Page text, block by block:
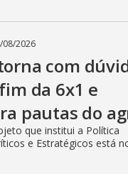
08/2026
com
da 6x1 e
pautas do
que institui a Política
e Estratégicos está